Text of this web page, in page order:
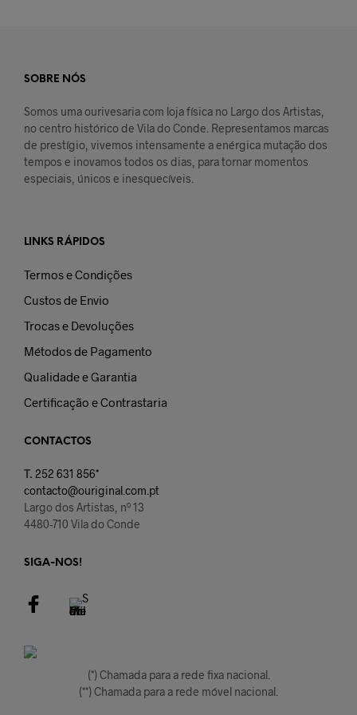
SOBRE NÓS
Somos uma ourivesaria com loja física no Largo dos Artistas,
no centro histórico de Vila do Conde. Representamos marcas
de prestígio, vivemos intensamente a enérgica mutação dos
tempos e inovamos todos os dias, para tornar momentos
especiais, únicos e inesquecíveis.
LINKS RÁPIDOS
Termos e Condições
Custos de Envio
Trocas e Devoluções
Métodos de Pagamento
Qualidade e Garantia
Certificação e Contrastaria
CONTACTOS
T. 252 631 856*
contacto@ouriginal.com.pt
Largo dos Artistas, nº 13
4480-710 Vila do Conde
SIGA-NOS!
(*) Chamada para a rede fixa nacional.
(**) Chamada para a rede móvel nacional.